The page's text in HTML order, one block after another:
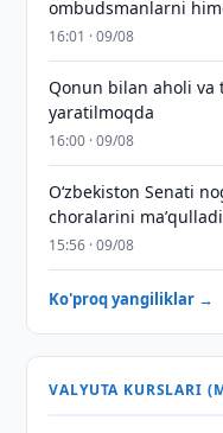
ombudsmanlarni
16:01 · 09/08
Qonun bilan aholi
yaratilmoqda
16:00 · 09/08
Oʻzbekiston Senati
choralarini maʼqulladi
15:56 · 09/08
Ko'proq yangiliklar →
VALYUTA KURSLARI